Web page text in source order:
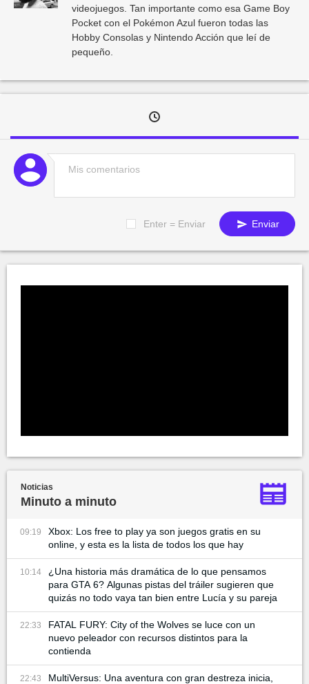
videojuegos. Tan importante como esa Game Boy
Pocket con el Pokémon Azul fueron todas las
Hobby Consolas y Nintendo Acción que leí de
pequeño.
Enter = Enviar Enviar
Noticias
Minuto a minuto
09:19
Xbox: Los free to play ya son juegos gratis en su
online, y esta es la lista de todos los que hay
10:14
¿Una historia más dramática de lo que pensamos
para GTA 6? Algunas pistas del tráiler sugieren que
quizás no todo vaya tan bien entre Lucía y su pareja
22:33
FATAL FURY: City of the Wolves se luce con un
nuevo peleador con recursos distintos para la
contienda
22:43
MultiVersus: Una aventura con gran destreza inicia,